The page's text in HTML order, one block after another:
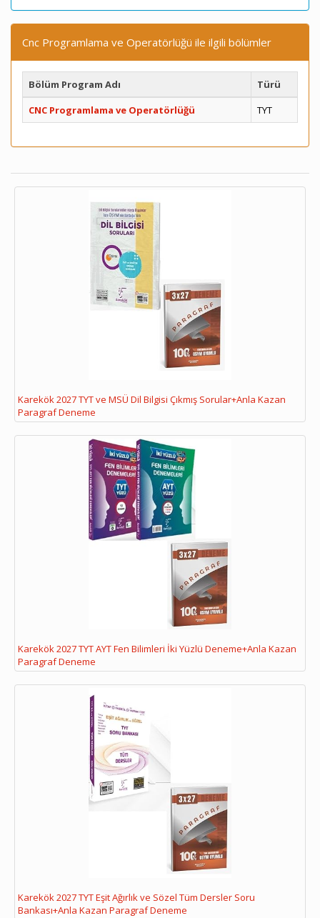
Cnc Programlama ve Operatörlüğü ile ilgili bölümler
Bölüm Program Adı
Türü
CNC Programlama ve Operatörlüğü
TYT
Karekök 2027 TYT ve MSÜ Dil Bilgisi Çıkmış Sorular+Anla Kazan
Paragraf Deneme
Karekök 2027 TYT AYT Fen Bilimleri İki Yüzlü Deneme+Anla Kazan
Paragraf Deneme
Karekök 2027 TYT Eşit Ağırlık ve Sözel Tüm Dersler Soru
Bankası+Anla Kazan Paragraf Deneme